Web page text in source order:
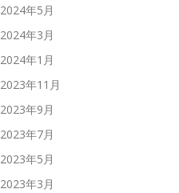
2024年5月
2024年3月
2024年1月
2023年11月
2023年9月
2023年7月
2023年5月
2023年3月